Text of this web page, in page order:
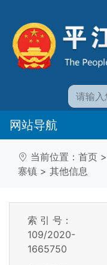
网站导航
当前位置： 首页 >
寨镇 > 其他信息
索 引 号：
109/2020-
1665750